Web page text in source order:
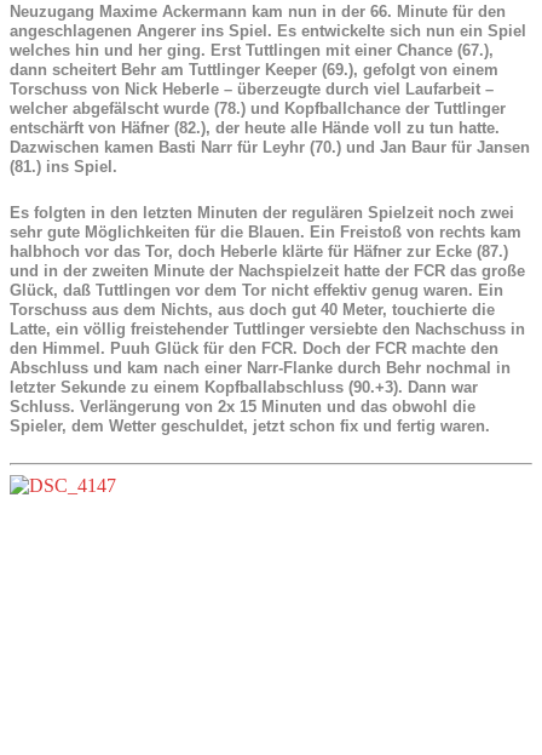
Neuzugang Maxime Ackermann kam nun in der 66. Minute für den
angeschlagenen Angerer ins Spiel. Es entwickelte sich nun ein Spiel
welches hin und her ging. Erst Tuttlingen mit einer Chance (67.),
dann scheitert Behr am Tuttlinger Keeper (69.), gefolgt von einem
Torschuss von Nick Heberle – überzeugte durch viel Laufarbeit –
welcher abgefälscht wurde (78.) und Kopfballchance der Tuttlinger
entschärft von Häfner (82.), der heute alle Hände voll zu tun hatte.
Dazwischen kamen Basti Narr für Leyhr (70.) und Jan Baur für Jansen
(81.) ins Spiel.
Es folgten in den letzten Minuten der regulären Spielzeit noch zwei
sehr gute Möglichkeiten für die Blauen. Ein Freistoß von rechts kam
halbhoch vor das Tor, doch Heberle klärte für Häfner zur Ecke (87.)
und in der zweiten Minute der Nachspielzeit hatte der FCR das große
Glück, daß Tuttlingen vor dem Tor nicht effektiv genug waren. Ein
Torschuss aus dem Nichts, aus doch gut 40 Meter, touchierte die
Latte, ein völlig freistehender Tuttlinger versiebte den Nachschuss in
den Himmel. Puuh Glück für den FCR. Doch der FCR machte den
Abschluss und kam nach einer Narr-Flanke durch Behr nochmal in
letzter Sekunde zu einem Kopfballabschluss (90.+3). Dann war
Schluss. Verlängerung von 2x 15 Minuten und das obwohl die
Spieler, dem Wetter geschuldet, jetzt schon fix und fertig waren.